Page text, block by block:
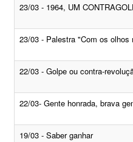
23/03 - 1964, UM
23/03 - Palestra "Com os olhos
22/03 - Golpe ou contra-
22/03- Gente honrada, brava
19/03 - Saber ganhar